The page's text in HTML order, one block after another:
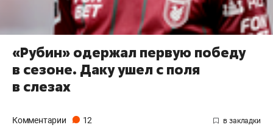
«Рубин» одержал первую победу
в сезоне. Даку ушел с поля
в слезах
Комментарии 12